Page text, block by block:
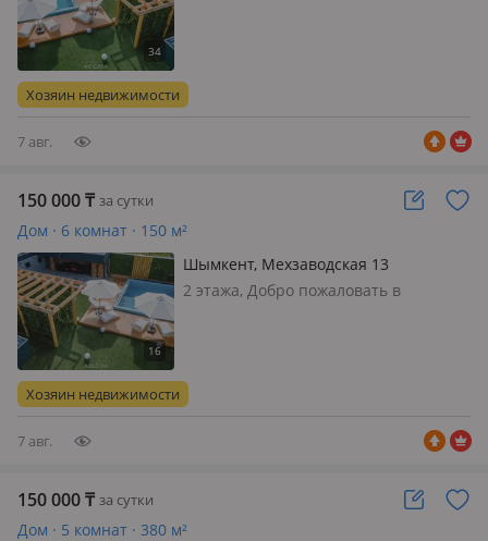
CASA. Это элитный коттедж для
загородного отдыха Здесь вас ждет:
Хозяин недвижимости
7 авг.
150 000₸ за сутки
Дом · 6 комнат · 150 м²
Шымкент, Мехзаводская 13
2 этажа, Добро пожаловать в
CASA. Это единственная элитная
резиденция с технологией умного
Хозяин недвижимости
7 авг.
150 000₸ за сутки
Дом · 5 комнат · 380 м²